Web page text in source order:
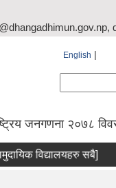
English
जनगणना २०७८
विद्यालयहरु सबै]